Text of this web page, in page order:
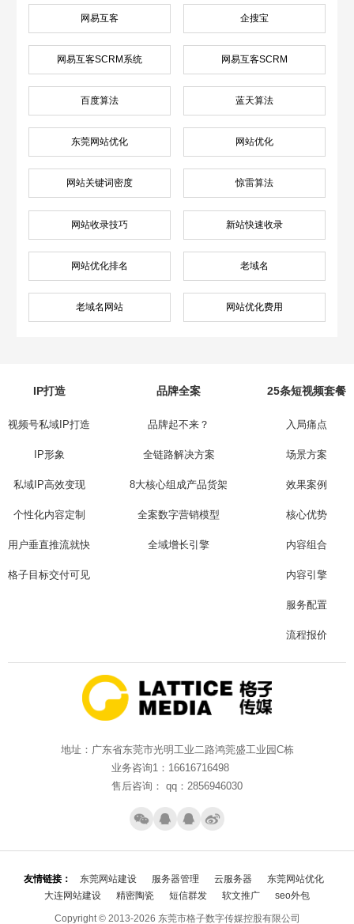
网易互客 企搜宝
网易互客SCRM系统 网易互客SCRM
百度算法 蓝天算法
东莞网站优化 网站优化
网站关键词密度 惊雷算法
网站收录技巧 新站快速收录
网站优化排名 老域名
老域名网站 网站优化费用
IP打造
视频号私域IP打造
IP形象
私域IP高效变现
个性化内容定制
用户垂直推流就快
格子目标交付可见
品牌全案
品牌起不来？
全链路解决方案
8大核心组成产品货架
全案数字营销模型
全域增长引擎
25条短视频套餐
入局痛点
场景方案
效果案例
核心优势
内容组合
内容引擎
服务配置
流程报价
地址：广东省东莞市光明工业二路鸿莞盛工业园C栋
业务咨询1：16616716498
售后咨询： qq：2856946030
友情链接： 东莞网站建设 服务器管理 云服务器
东莞网站优化
大连网站建设
精密陶瓷 短信群发 软文推广 seo外包
Copyright © 2013-2026 东莞市格子数字传媒控股有限公司